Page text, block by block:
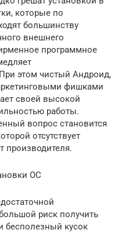
которые по
большинству
внешнего
программное
этом чистый Андроид,
фишками
своей высокой
работы.
вопрос становится
отсутствует
производителя.
ОС
риск получить
бесполезный кусок